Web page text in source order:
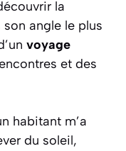
la
angle le plus
voyage
et des
habitant m’a
du soleil,